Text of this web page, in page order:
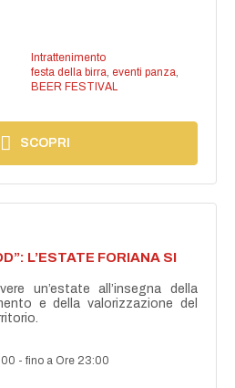
Intrattenimento
festa della birra, eventi panza,
BEER FESTIVAL
SCOPRI
L’ESTATE FORIANA SI
un’estate all’insegna della
e della valorizzazione del
-fino a Ore 23:00